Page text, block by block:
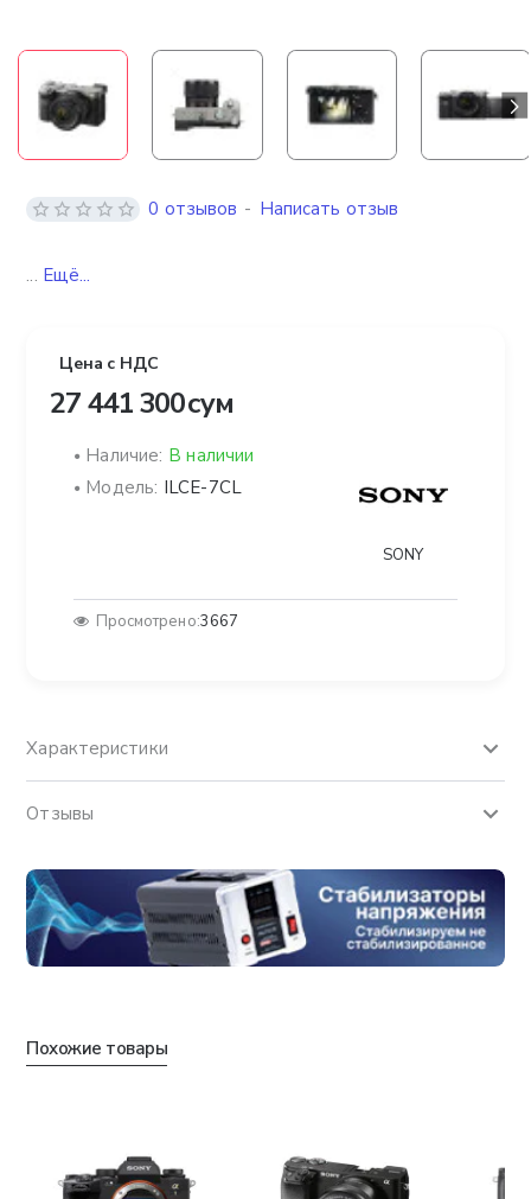
... Ещё...
0 отзывов - Написать отзыв
Цена с НДС
27 441 300 сум
Наличие: В наличии
Модель: ILCE-7CL
SONY
Просмотрено:3667
Характеристики
Отзывы
Похожие товары